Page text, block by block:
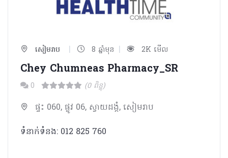
សៀមរាប | 8 ឆ្នាំមុន | 2K មើល
Chey Chumneas Pharmacy_SR
0 (0 ពិន្ទុ)
ផ្ទះ 060, ផ្លូវ 06, ស្វាយដង្គំ, សៀមរាប
ទំនាក់ទំនង: 012 825 760